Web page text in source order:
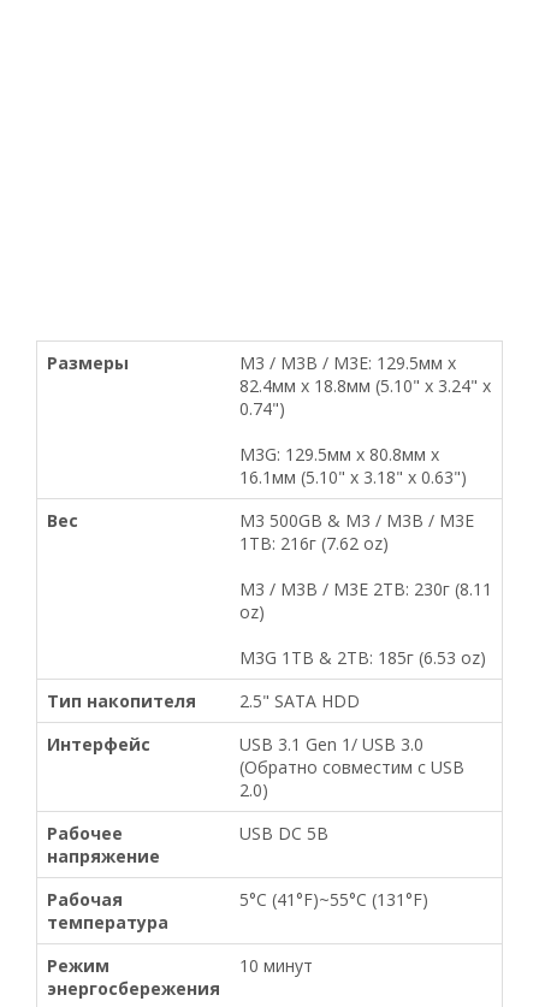
Размеры
M3 / M3B / M3E: 129.5мм x
82.4мм x 18.8мм (5.10" x 3.24" x
0.74")
M3G: 129.5мм x 80.8мм x
16.1мм (5.10" x 3.18" x 0.63")
Вес
M3 500GB & M3 / M3B / M3E
1TB: 216г (7.62 oz)
M3 / M3B / M3E 2TB: 230г (8.11
oz)
M3G 1TB & 2TB: 185г (6.53 oz)
Тип накопителя
2.5" SATA HDD
Интерфейс
USB 3.1 Gen 1/ USB 3.0
(Обратно совместим с USB
2.0)
Рабочее
напряжение
USB DC 5В
Рабочая
температура
5°C (41°F)~55°C (131°F)
Режим
энергосбережения
10 минут